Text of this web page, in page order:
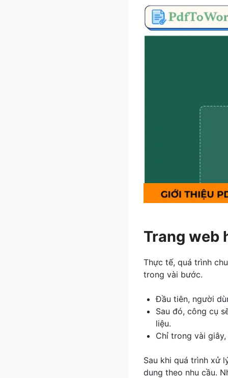
Trang web
Thực tế, quá trình
trong vài bước.
Đầu tiên, người
Sau đó, công cụ
liệu.
Chỉ trong vài
Sau khi quá trình xử
dung theo nhu cầu.